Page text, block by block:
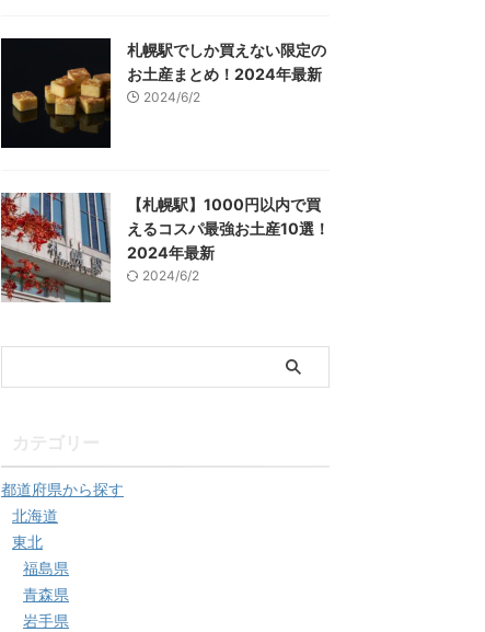
札幌駅でしか買えない限定の
お土産まとめ！2024年最新
2024/6/2
【札幌駅】1000円以内で買
えるコスパ最強お土産10選！
2024年最新
2024/6/2
都道府県から探す
北海道
東北
福島県
青森県
岩手県